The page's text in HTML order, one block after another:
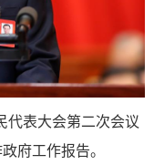
表大会第二次会议
府工作报告。